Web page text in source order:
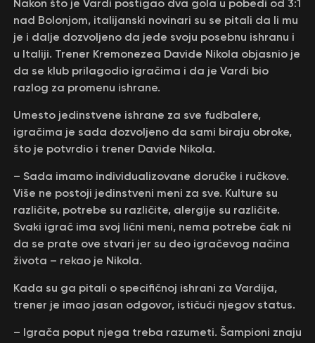
Nakon što je Vardi postigao dva gola u pobedi od 3:1
nad Bolonjom, italijanski novinari su se pitali da li mu
je i dalje dozvoljeno da jede svoju posebnu ishranu i
u Italiji. Trener Кremonezea Davide Nikola objasnio je
da se klub prilagodio igračima i da je Vardi bio
razlog za promenu ishrane.
Umesto jedinstvene ishrane za sve fudbalere,
igračima je sada dozvoljeno da sami biraju obroke,
što je potvrdio i trener Davide Nikola.
– Sada imamo individualizovane doručke i ručkove.
Više ne postoji jedinstveni meni za sve. Кulture su
različite, potrebe su različite, alergije su različite.
Svaki igrač ima svoj lični meni, nema potrebe čak ni
da se prate ove stvari jer su deo igračevog načina
života – rekao je Nikola.
Кada su ga pitali o specifičnoj ishrani za Vardija,
trener je imao jasan odgovor, ističući njegov status.
– Igrača poput njega treba razumeti. Šampioni znaju